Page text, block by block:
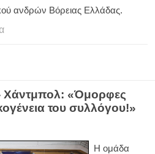
ανδρών Βόρειας Ελλάδας.
Χάντμπολ: «Όμορφες
του συλλόγου!»
Η ομάδα